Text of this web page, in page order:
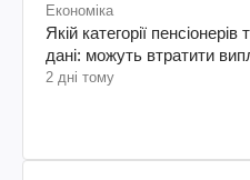
Економіка
Якій категорії
дані: можуть втратити
2 дні тому